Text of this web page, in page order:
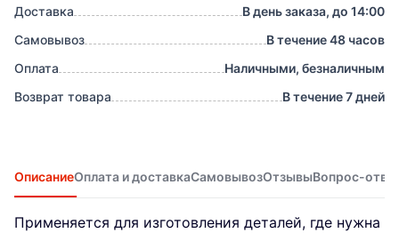
Доставка
В день заказа, до 14:00
Самовывоз
В течение 48 часов
Оплата
Наличными, безналичным
Возврат товара
В течение 7 дней
ОписаниеОплата и доставкаСамовывозОтзывыВопрос-
Применяется для изготовления деталей, где нужна